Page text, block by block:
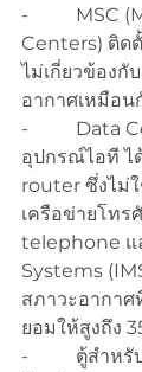
-          MSC
Centers) ติด
ไม่เกี่ยวข้องกั
อากาศเหมือน
-          Data
อุปกรณ์ไอที ไ
router ซึ่งไม่
เครือข่ายโทร
telephone แ
Systems
สภาวะอากาศ
ยอมให้สูงถึง
-          ตู้สำห